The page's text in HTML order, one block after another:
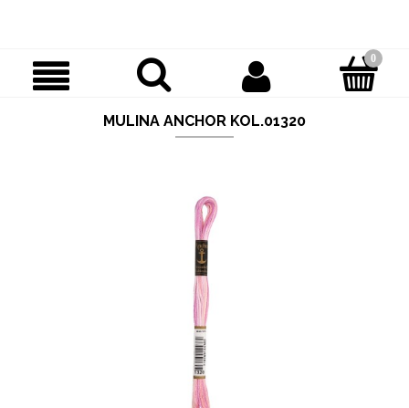
MULINA ANCHOR KOL.01320